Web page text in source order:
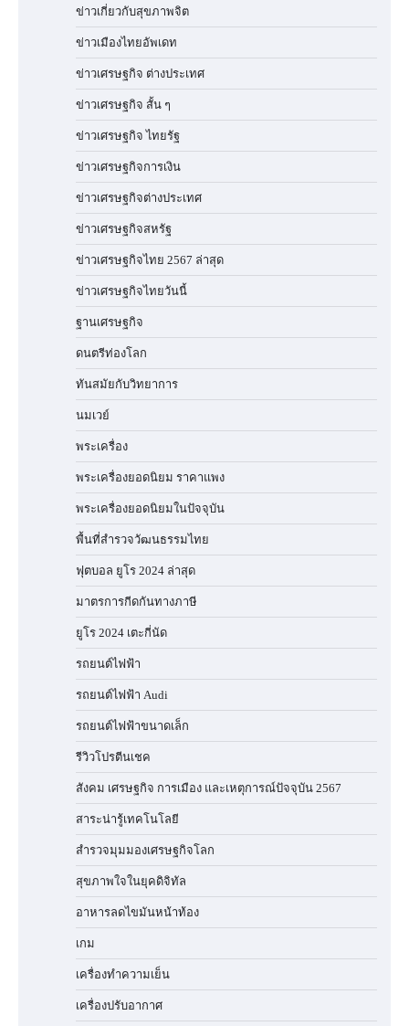
ข่าวเกี่ยวกับสุขภาพจิต
ข่าวเมืองไทยอัพเดท
ข่าวเศรษฐกิจ ต่างประเทศ
ข่าวเศรษฐกิจ สั้น ๆ
ข่าวเศรษฐกิจ ไทยรัฐ
ข่าวเศรษฐกิจการเงิน
ข่าวเศรษฐกิจต่างประเทศ
ข่าวเศรษฐกิจสหรัฐ
ข่าวเศรษฐกิจไทย 2567 ล่าสุด
ข่าวเศรษฐกิจไทยวันนี้
ฐานเศรษฐกิจ
ดนตรีท่องโลก
ทันสมัยกับวิทยาการ
นมเวย์
พระเครื่อง
พระเครื่องยอดนิยม ราคาแพง
พระเครื่องยอดนิยมในปัจจุบัน
พื้นที่สำรวจวัฒนธรรมไทย
ฟุตบอล ยูโร 2024 ล่าสุด
มาตรการกีดกันทางภาษี
ยูโร 2024 เตะกี่นัด
รถยนต์ไฟฟ้า
รถยนต์ไฟฟ้า Audi
รถยนต์ไฟฟ้าขนาดเล็ก
รีวิวโปรตีนเชค
สังคม เศรษฐกิจ การเมือง และเหตุการณ์ปัจจุบัน 2567
สาระน่ารู้เทคโนโลยี
สำรวจมุมมองเศรษฐกิจโลก
สุขภาพใจในยุคดิจิทัล
อาหารลดไขมันหน้าท้อง
เกม
เครื่องทำความเย็น
เครื่องปรับอากาศ